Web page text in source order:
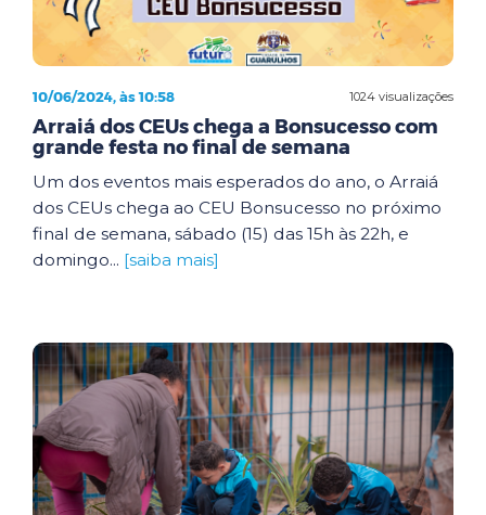
1024 visualizações
10/06/2024, às 10:58
Arraiá dos CEUs chega a Bonsucesso com
grande festa no final de semana
Um dos eventos mais esperados do ano, o Arraiá
dos CEUs chega ao CEU Bonsucesso no próximo
final de semana, sábado (15) das 15h às 22h, e
domingo... [saiba mais]